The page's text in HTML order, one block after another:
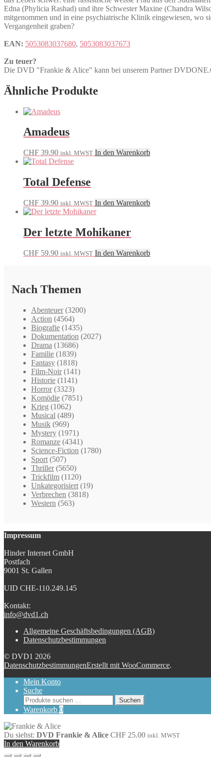
Edna (Phylicia Rashad) und ihre Schwester Maxine (Chandra
mitgenommen und in eine psychiatrische Klinik eingewiesen, wo
Vergangenheit graben?
EAN: 5053083037680, 5053083037673
Zu teuer?
Die DVD "Frankie & Alice" kann bei unserem Partner
Ähnliche Produkte
Amadeus
CHF 39.90 inkl. MWST In den Warenkorb
Total Defense
CHF 39.90 inkl. MWST In den Warenkorb
Der letzte Mohikaner
CHF 59.90 inkl. MWST In den Warenkorb
Nach Themen
Abenteuer (3200)
Action (4564)
Biografie (1435)
Dokumentation (2027)
Drama (13686)
Familie (1839)
Fantasy (1818)
Film-Noir (141)
Historie (1141)
Horror (3323)
Komödie (7851)
Krieg (1062)
Musical (489)
Musik (969)
Mystery (1971)
Romanze (4341)
Science-Fiction (1780)
Sport (507)
Thriller (5650)
Trickfilm (1120)
Unkategorisiert (19)
Verbrechen (3818)
Western (563)
Impressum
Hinder Internet GmbH
Postfach
9001 St. Gallen
UID CHE-110.249.145
Kontakt:
info@dvd1.ch
Allgemeine Geschäftsbedingungen (AGB)
Datenschutzbestimmungen
© DVD1 2026
DatenschutzbestimmungenErstellt mit WooCommerce.
Mein Konto
Suche
Suchen
nach:
Suchen
Warenkorb 0
Du siehst: DVD Frankie & Alice CHF 25.00 inkl. MWST
In den Warenkorb